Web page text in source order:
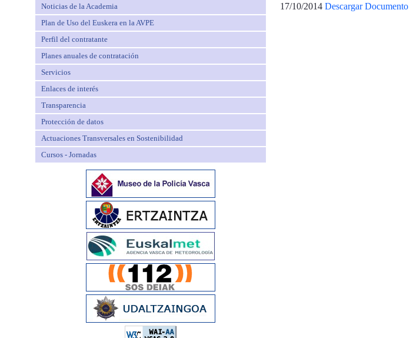
Noticias de la Academia
Plan de Uso del Euskera en la AVPE
Perfil del contratante
Planes anuales de contratación
Servicios
Enlaces de interés
Transparencia
Protección de datos
Actuaciones Transversales en Sostenibilidad
Cursos - Jornadas
17/10/2014 Descargar Documento